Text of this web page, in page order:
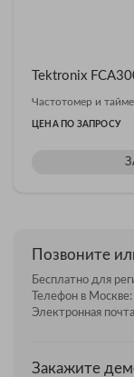
Tektronix
Частотомер и
ЦЕНА ПО ЗАПРОСУ
Позвоните
Бесплатно для
Телефон в Москве:
Электронная
Закажите